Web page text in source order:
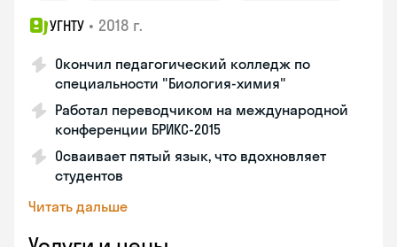
УГНТУ • 2018 г.
Окончил педагогический колледж по
специальности "Биология-химия"
Работал переводчиком на международной
конференции БРИКС-2015
Осваивает пятый язык, что вдохновляет
студентов
Читать дальше